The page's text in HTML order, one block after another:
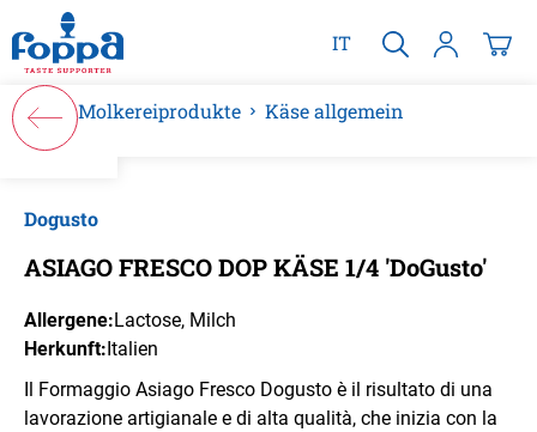
springen
IT
Molkereiprodukte Käse allgemein
Dogusto
ASIAGO FRESCO DOP KÄSE 1/4 'DoGusto'
Allergene:Lactose, Milch
Herkunft:Italien
Il Formaggio Asiago Fresco Dogusto è il risultato di una
lavorazione artigianale e di alta qualità, che inizia con la